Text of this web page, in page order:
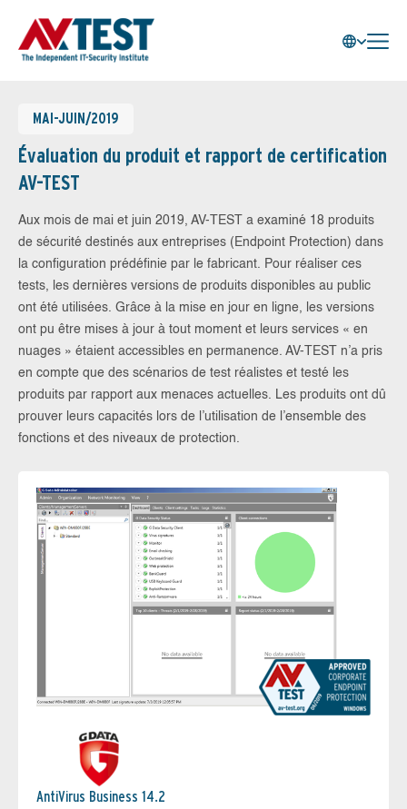
MAI-JUIN/2019
Évaluation du produit et rapport de certification
AV-TEST
Aux mois de mai et juin 2019, AV-TEST a examiné 18 produits
de sécurité destinés aux entreprises (Endpoint Protection) dans
la configuration prédéfinie par le fabricant. Pour réaliser ces
tests, les dernières versions de produits disponibles au public
ont été utilisées. Grâce à la mise en jour en ligne, les versions
ont pu être mises à jour à tout moment et leurs services « en
nuages » étaient accessibles en permanence. AV-TEST n’a pris
en compte que des scénarios de test réalistes et testé les
produits par rapport aux menaces actuelles. Les produits ont dû
prouver leurs capacités lors de l’utilisation de l’ensemble des
fonctions et des niveaux de protection.
AntiVirus Business 14.2